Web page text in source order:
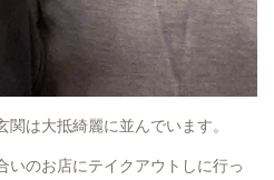
は大抵綺麗に並んでいます。
いのお店にテイクアウトしに行っ